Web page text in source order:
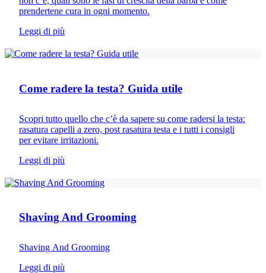
prendertene cura in ogni momento.
Leggi di più
Come radere la testa? Guida utile
Scopri tutto quello che c’è da sapere su come radersi la testa:
rasatura capelli a zero, post rasatura testa e i tutti i consigli
per evitare irritazioni.
Leggi di più
Shaving And Grooming
Shaving And Grooming
Leggi di più